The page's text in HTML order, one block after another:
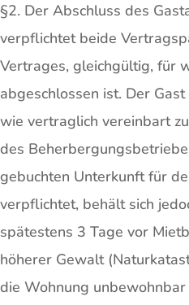
§2. Der Abschluss des
verpflichtet beide
Vertrages, gleichgültig, für
abgeschlossen ist. Der
wie vertraglich vereinbart
des
gebuchten Unterkunft für
verpflichtet, behält sich
spätestens 3 Tage vor
höherer Gewalt
die Wohnung